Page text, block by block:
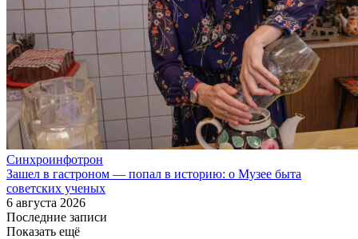
Синхроинфотрон
Зашел в гастроном — попал в историю: о Музее быта
советских ученых
6 августа 2026
Последние записи
Показать ещё